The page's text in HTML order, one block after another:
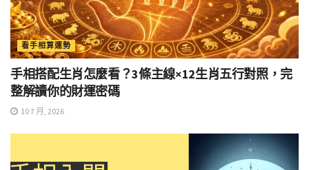
看手相算運勢
手相搭配生肖怎麼看？3條主線×12生肖五行對照，完
整解讀你的財運密碼
10 7 月, 2026